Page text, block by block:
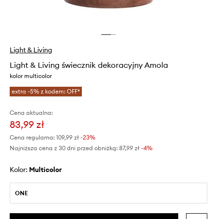
Light & Living
Light & Living świecznik dekoracyjny Amola
kolor multicolor
extra -5% z kodem: OFF*
Cena aktualna:
83,99 zł
Cena regularna: 109,99 zł -23%
Najniższa cena z 30 dni przed obniżką: 87,99 zł -4%
Kolor: multicolor
ONE